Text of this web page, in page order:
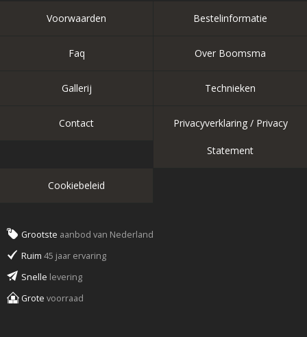
Voorwaarden Bestelinformatie
Faq Over Boomsma
Gallerij Technieken
Contact Privacyverklaring / Privacy
Statement
Cookiebeleid
Grootste aanbod van Nederland
Ruim 45 jaar ervaring
Snelle levering
Grote voorraad